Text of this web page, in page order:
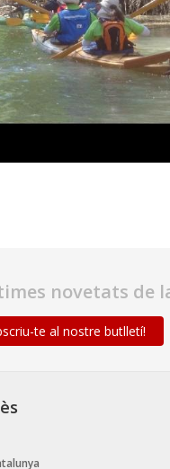
novetats de
te al nostre butlletí!